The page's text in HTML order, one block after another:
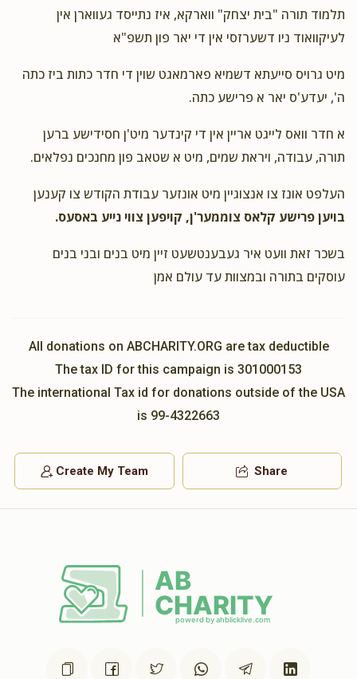
2 years ago
$10.00
Weisnerר' יחזקאל לעפפלער ומשפחתו, ר' זלמן לייב אייזיקאוויטש
ומשפחתו, ר' ישעי' וויינפעלד ומשפחתו, ר' משה שמעון גאטליעב
ומשפחתו, ר' פישל זילבערמאן ומשפחתו, הרב ר' שמואל זינגער סגן
2 years ago
$14.29
תומך תורה
A Close And Strong Vorka Chusidר' נפתלי וואלדמאן
ומשפחתו, הנהלת התלמוד תורה, ר' גדלי' אפפעל ומשפחתו, הרה"ג רבי
2 years ago
$9.09
תומך תורה
לכבוד האיש הגדול בענקים, סיני ועוקר הרים. ולכבוד המוסד הק׳
תלמוד תורה "בית יצחק" ווארקא, איז נתייסד געווארן אין
לעיקוואוד ניו דשערזסי אין די יאר פון תשפ"א
מיט גרויס סייעתא דשמיא פארמאגט שוין די חדר כתות ביז כתה
ה', יעדע'ס יאר א פרישע כתה.
א חדר וואס לייגט אריין אין די קינדער מיט'ן חסידישע ברען
תורה, עבודה, ויראת שמים, מיט א שטאב פון מחנכים נפלאים.
העלפט אונז צו אנצוגיין מיט אונזער עבודת הקודש צו קענען
בויען פרישע קלאס צוממער'ן, קויפען צווי נייע באסעס.
בשכר זאת וועט איר געבענטשעט זיין מיט בנים ובני בנים
עוסקים בתורה ובמצוות עד עולם אמן
All donations on ABCHARITY.ORG are tax deductible
The tax ID for this campaign is 301000153
The international Tax id for donations outside of the USA
is 99-4322663
Create My Team Share